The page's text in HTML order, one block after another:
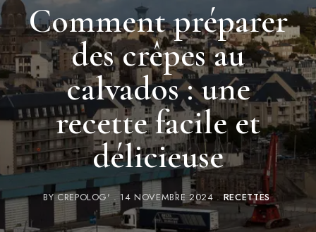
Comment préparer
des crêpes au
calvados : une
recette facile et
délicieuse
BYCREPOLOG' 14 NOVEMBRE 2024 RECETTES